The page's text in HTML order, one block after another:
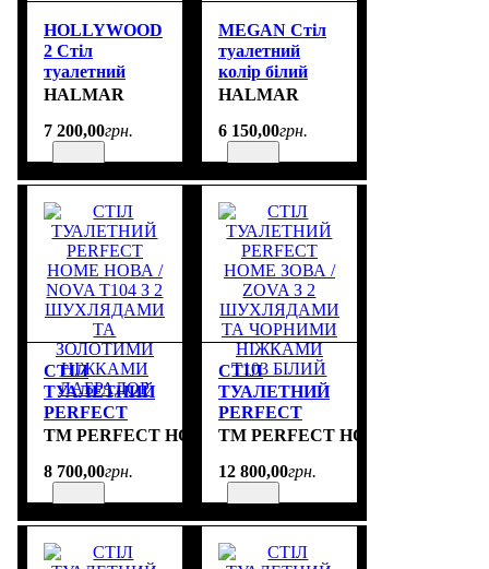
HOLLYWOOD
2 Стіл
туалетний
колір кашемір
94/43/140 cm
HALMAR
7 200,00грн.
MEGAN Стіл
туалетний
колір білий
розмір
HALMAR
6 150,00грн.
СТІЛ
ТУАЛЕТНИЙ
PERFECT
HOME НОВА /
ШУХЛЯДАМИ
ЛАБРАДОР
TM PERFECT HOME
8 700,00грн.
СТІЛ
ТУАЛЕТНИЙ
PERFECT
HOME ЗОВА /
ШУХЛЯДАМИ
TM PERFECT HOME
12 800,00грн.